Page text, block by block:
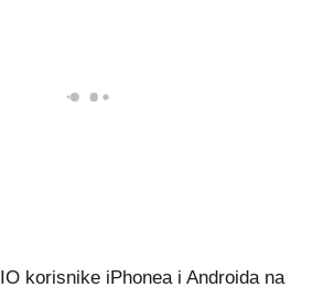
korisnike iPhonea i Androida na